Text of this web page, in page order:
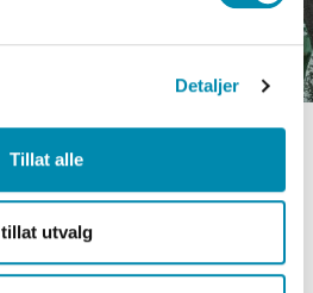
Detaljer
Tillat alle
tillat utvalg